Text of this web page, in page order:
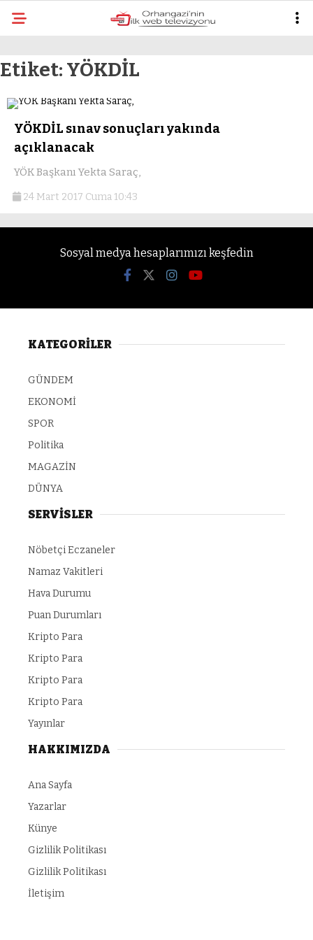
Etiket: YÖKDİL
YÖKDİL sınav sonuçları yakında
açıklanacak
YÖK Başkanı Yekta Saraç,
24 Mart 2017 Cuma 10:43
Sosyal medya hesaplarımızı keşfedin
KATEGORİLER
GÜNDEM
EKONOMİ
SPOR
Politika
MAGAZİN
DÜNYA
SERVİSLER
Nöbetçi Eczaneler
Namaz Vakitleri
Hava Durumu
Puan Durumları
Kripto Para
Kripto Para
Kripto Para
Kripto Para
Yayınlar
HAKKIMIZDA
Ana Sayfa
Yazarlar
Künye
Gizlilik Politikası
Gizlilik Politikası
İletişim